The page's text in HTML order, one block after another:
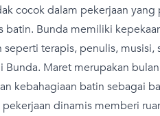
cocok dalam pekerjaan
batin. Bunda memiliki
seperti terapis, penulis,
Bunda. Maret merupakan
kebahagiaan batin sebagai
dinamis memberi